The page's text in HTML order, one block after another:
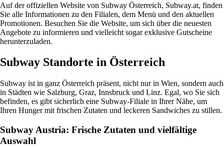
Auf der offiziellen Website von Subway Österreich, Subway.at, finden
Sie alle Informationen zu den Filialen, dem Menü und den aktuellen
Promotionen. Besuchen Sie die Website, um sich über die neuesten
Angebote zu informieren und vielleicht sogar exklusive Gutscheine
herunterzuladen.
Subway Standorte in Österreich
Subway ist in ganz Österreich präsent, nicht nur in Wien, sondern auch
in Städten wie Salzburg, Graz, Innsbruck und Linz. Egal, wo Sie sich
befinden, es gibt sicherlich eine Subway-Filiale in Ihrer Nähe, um
Ihren Hunger mit frischen Zutaten und leckeren Sandwiches zu stillen.
Subway Austria: Frische Zutaten und vielfältige
Auswahl